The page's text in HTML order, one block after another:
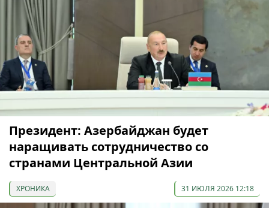
Президент: Азербайджан будет
наращивать сотрудничество со
странами Центральной Азии
ХРОНИКА 31 ИЮЛЯ 2026 12:18